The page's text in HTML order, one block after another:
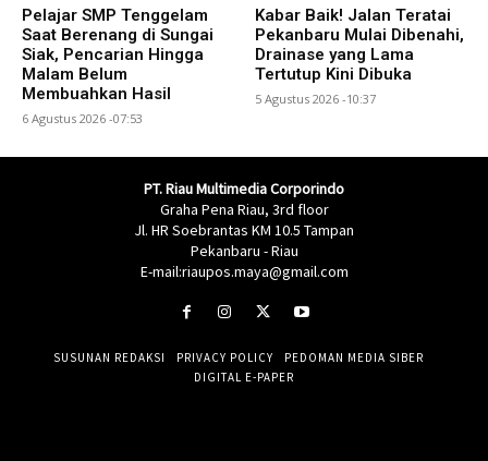
Pelajar SMP Tenggelam
Saat Berenang di Sungai
Siak, Pencarian Hingga
Malam Belum
Membuahkan Hasil
6 Agustus 2026 -07:53
Kabar Baik! Jalan Teratai
Pekanbaru Mulai Dibenahi,
Drainase yang Lama
Tertutup Kini Dibuka
5 Agustus 2026 -10:37
PT. Riau Multimedia Corporindo
Graha Pena Riau, 3rd floor
Jl. HR Soebrantas KM 10.5 Tampan
Pekanbaru - Riau
E-mail:riaupos.maya@gmail.com
SUSUNAN REDAKSI PRIVACY POLICY
PEDOMAN MEDIA SIBER
DIGITAL E-PAPER